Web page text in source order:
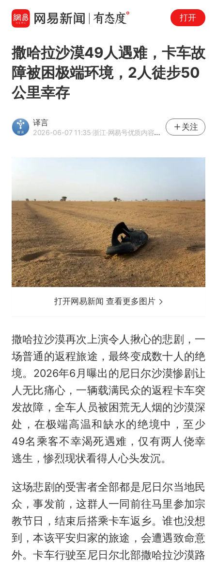
打开
撒哈拉沙漠49人遇难，卡车故
障被困极端环境，2人徒步50
公里幸存
译言
2026-06-07 11:35·浙江·网易号优质内容创作者
关注
打开网易新闻 查看更多图片
撒哈拉沙漠再次上演令人揪心的悲剧，一
场普通的返程旅途，最终变成数十人的绝
境。2026年6月曝出的尼日尔沙漠惨剧让
人无比痛心，一辆载满民众的返程卡车突
发故障，全车人员被困荒无人烟的沙漠深
处，在极端高温和缺水的绝境中，至少
49名乘客不幸渴死遇难，仅有两人侥幸
逃生，惨烈现状看得人心头发沉。
这场悲剧的受害者全部都是尼日尔当地民
众，事发前，这群人一同前往马里参加宗
教节日，结束后搭乘卡车返乡。谁也没想
到，本该平安归家的旅途，会遭遇致命意
外。卡车行驶至尼日尔北部撒哈拉沙漠路